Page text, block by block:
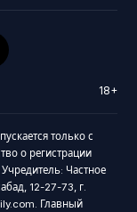
18+
только с
о регистрации
Частное
12-27-73, г.
Главный